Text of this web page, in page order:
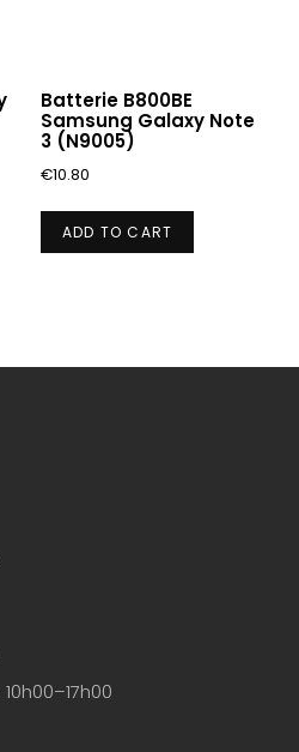
Batterie B800BE
Samsung Galaxy Note
3 (N9005)
€10.80
ADD TO CART